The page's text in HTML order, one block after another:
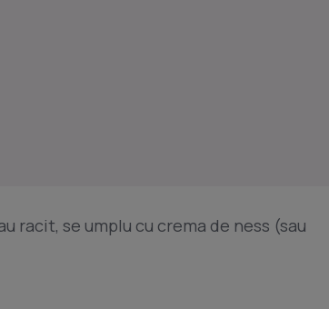
racit, se umplu cu crema de ness (sau